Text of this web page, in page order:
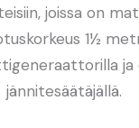
joissa on
1½
ja
jännitesäätäjällä.